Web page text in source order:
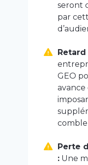
seront
par
GEO
avance
Perte
:Une